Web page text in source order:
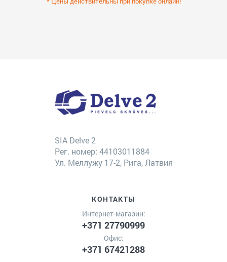
SIA Delve 2
Рег. номер: 44103011884
Ул. Меллужу 17-2, Рига, Латвия
КОНТАКТЫ
Интернет-магазин:
+371 27790999
Офис:
+371 67421288